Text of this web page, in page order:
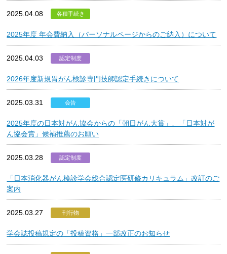
2025.04.08 各種手続き
2025年度 年会費納入（パーソナルページからのご納入）について
2025.04.03 認定制度
2026年度新規胃がん検診専門技師認定手続きについて
2025.03.31 会告
2025年度の日本対がん協会からの「朝日がん大賞」、「日本対が
ん協会賞」候補推薦のお願い
2025.03.28 認定制度
「日本消化器がん検診学会総合認定医研修カリキュラム」改訂のご
案内
2025.03.27 刊行物
学会誌投稿規定の「投稿資格」一部改正のお知らせ